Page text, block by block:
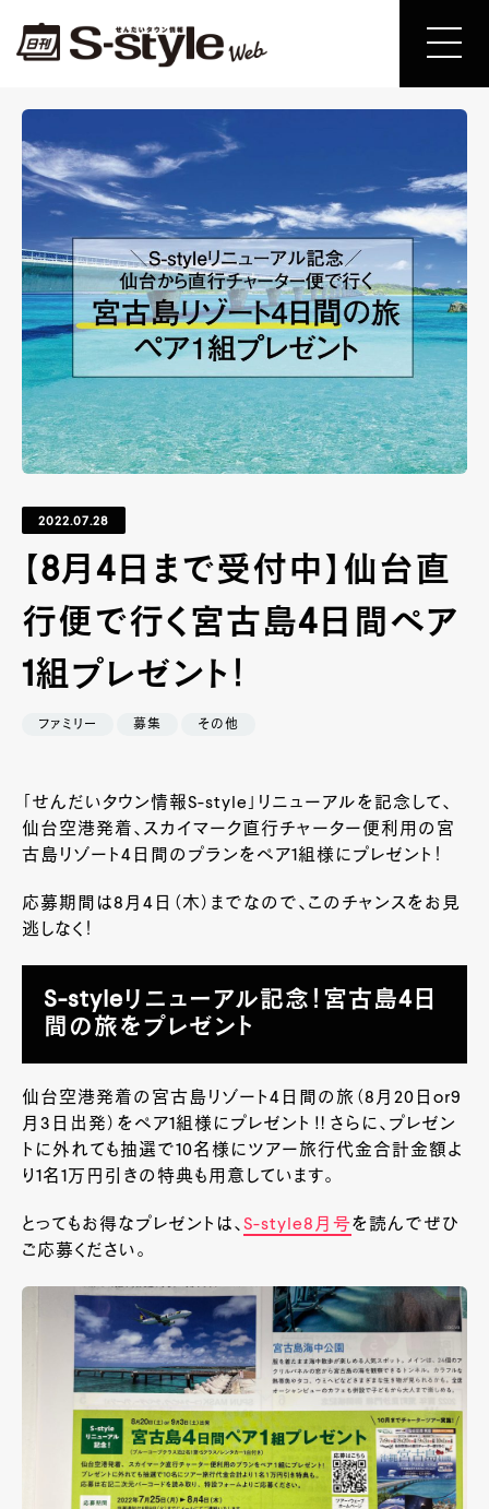
2022.07.28
【8月4日まで受付中】仙台直
行便で行く宮古島4日間ペア
1組プレゼント！
ファミリー 募集 その他
「せんだいタウン情報S-style」リニューアルを記念して、
仙台空港発着、スカイマーク直行チャーター便利用の宮
古島リゾート4日間のプランをペア1組様にプレゼント！
応募期間は8月4日（木）までなので、このチャンスをお見
逃しなく！
S-styleリニューアル記念！宮古島4日
間の旅をプレゼント
仙台空港発着の宮古島リゾート4日間の旅（8月20日or9
月3日出発）をペア1組様にプレゼント‼さらに、プレゼン
トに外れても抽選で10名様にツアー旅行代金合計金額よ
り1名1万円引きの特典も用意しています。
とってもお得なプレゼントは、S-style8月号を読んでぜひ
ご応募ください。